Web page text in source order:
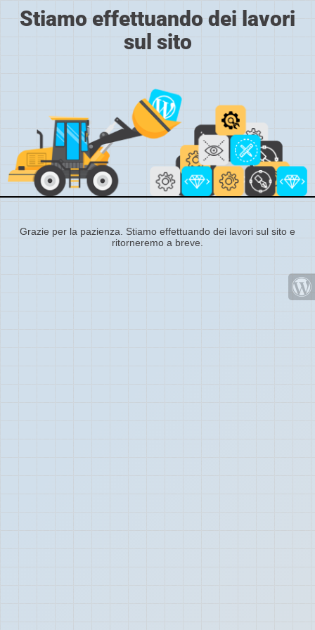
Stiamo effettuando dei lavori
sul sito
Grazie per la pazienza. Stiamo effettuando dei lavori sul sito e
ritorneremo a breve.